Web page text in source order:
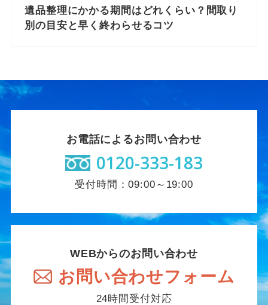
遺品整理にかかる期間はどれくらい？間取り
別の目安と早く終わらせるコツ
お電話によるお問い合わせ
0120-333-183
受付時間：09:00～19:00
WEBからのお問い合わせ
お問い合わせフォーム
24時間受付対応